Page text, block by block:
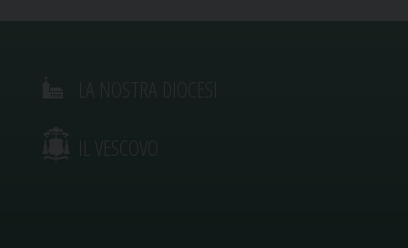
IL VESCOVO